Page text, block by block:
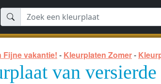
Fijne vakantie! - Kleurplaten Zomer-
van